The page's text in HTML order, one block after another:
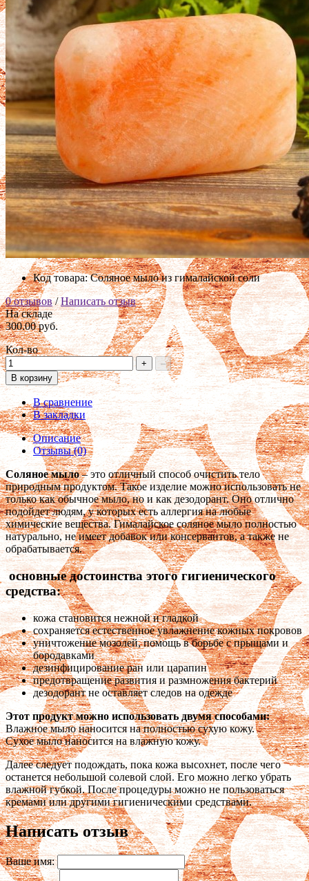
Код товара: Соляное мыло из гималайской соли
0 отзывов/Написать отзыв
На складе
300.00 руб.
Кол-во
+
–
В корзину
В сравнение
В закладки
Описание
Отзывы (0)
Соляное мыло– это отличный способ очистить тело
природным продуктом. Такое изделие можно использовать не
только как обычное мыло, но и как дезодорант. Оно отлично
подойдет людям, у которых есть аллергия на любые
химические вещества. Гималайское соляное мыло полностью
натурально, не имеет добавок или консервантов, а также не
обрабатывается.
основные достоинства этого гигиенического
средства:
кожа становится нежной и гладкой
сохраняется естественное увлажнение кожных покровов
уничтожение мозолей, помощь в борьбе с прыщами и
бородавками
дезинфицирование ран или царапин
предотвращение развития и размножения бактерий
дезодорант не оставляет следов на одежде
Этот продукт можно использовать двумя способами:
Влажное мыло наносится на полностью сухую кожу.
Сухое мыло наносится на влажную кожу.
Далее следует подождать, пока кожа высохнет, после чего
останется небольшой солевой слой. Его можно легко убрать
влажной губкой. После процедуры можно не пользоваться
кремами или другими гигиеническими средствами.
Написать отзыв
Ваше имя: